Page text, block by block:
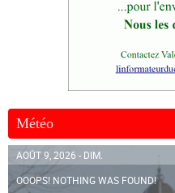
Météo
AOÛT 9, 2026 - DIM.
OOOPS! NOTHING WAS FOUND!